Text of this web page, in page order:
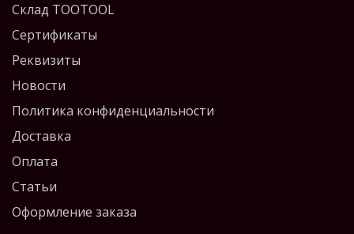
Склад TOOTOOL
Сертификаты
Реквизиты
Новости
Политика конфиденциальности
Доставка
Оплата
Статьи
Оформление заказа